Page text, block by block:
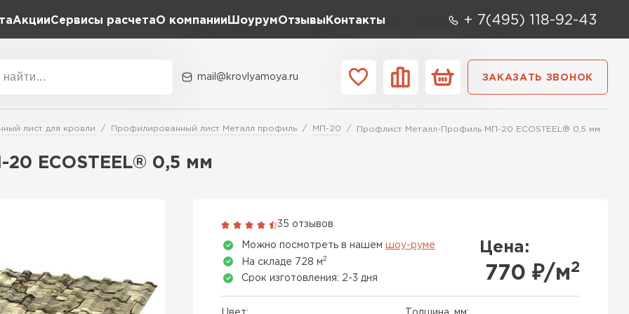
АкцииСервисы расчета
Расчет софитов для кровли
О компании ШоурумОтзывы Контакты + 7(495) 118-92-43
Тип товара
mail@krovlyamoya.ru ЗАКАЗАТЬ ЗВОНОК
лист для кровли Профилированный лист Металл профиль МП-20 Профлист Металл-Профиль МП-20 ECOSTEEL® 0,5 мм
ECOSTEEL® 0,5 мм
35 отзывов
Можно посмотреть в нашем шоу-руме
На складе 728 м2
Срок изготовления: 2-3 дня
Цена:
770 ₽/м2
Контакты